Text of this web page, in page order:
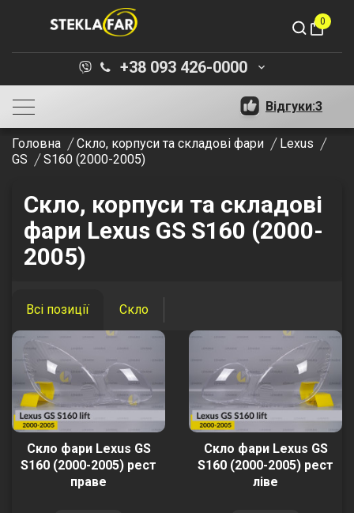
shopping_bag
0
+38 093 426-0000 keyboard_arrow_down
Відгуки:3
Головна Скло, корпуси та складові фари
Lexus
GS
S160 (2000-2005)
Скло, корпуси та складові
фари Lexus GS S160 (2000-
2005)
Всі позиції Скло
Скло фари Lexus GS
S160 (2000-2005) рест
праве
Скло фари Lexus GS
S160 (2000-2005) рест
ліве